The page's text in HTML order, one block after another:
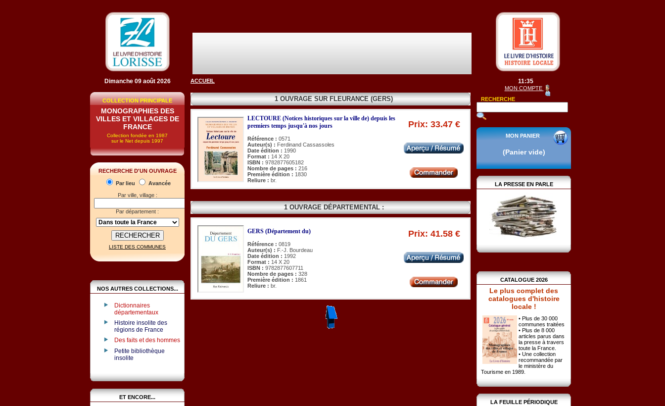
Dimanche 09 août 2026
COLLECTION PRINCIPALE
MONOGRAPHIES DES
VILLES ET VILLAGES DE
FRANCE
Collection fondée en 1987
sur le Net depuis 1997
RECHERCHE D'UN OUVRAGE
Par lieu
Avancée
Par ville, village :
Par département :
LISTE DES COMMUNES
NOS AUTRES COLLECTIONS...
Dictionnaires
départementaux
Histoire insolite des
régions de France
Des faits et des hommes
Petite bibliothèque
insolite
ET ENCORE...
ACCUEIL
1 OUVRAGE SUR FLEURANCE (GERS)
LECTOURE (Notices historiques sur la ville de) depuis les
premiers temps jusqu'à nos jours
Référence : 0571
Auteur(s) : Ferdinand Cassassoles
Date édition : 1990
Format : 14 X 20
ISBN : 9782877605182
Nombre de pages : 216
Première édition : 1830
Reliure : br.
Prix: 33.47 €
1 OUVRAGE DÉPARTEMENTAL :
GERS (Département du)
Référence : 0819
Auteur(s) : F.-J. Bourdeau
Date édition : 1992
Format : 14 X 20
ISBN : 9782877607711
Nombre de pages : 328
Première édition : 1861
Reliure : br.
Prix: 41.58 €
11:35
MON COMPTE
RECHERCHE
MON PANIER
(Panier vide)
LA PRESSE EN PARLE
CATALOGUE 2026
Le plus complet des
catalogues d'histoire
locale !
• Plus de 30 000
communes traitées
• Plus de 8 000
articles parus dans
la presse à travers
toute la France.
• Une collection
recommandée par
le ministère du
Tourisme en 1989.
LA FEUILLE PÉRIODIQUE